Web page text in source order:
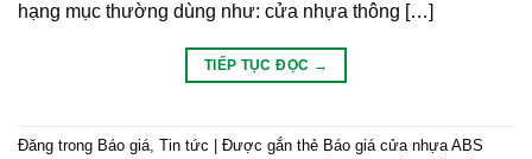
hạng mục thường dùng như: cửa nhựa thông […]
TIẾP TỤC ĐỌC →
Đăng trong Báo giá, Tin tức Được gắn thẻ Báo giá cửa nhựa ABS